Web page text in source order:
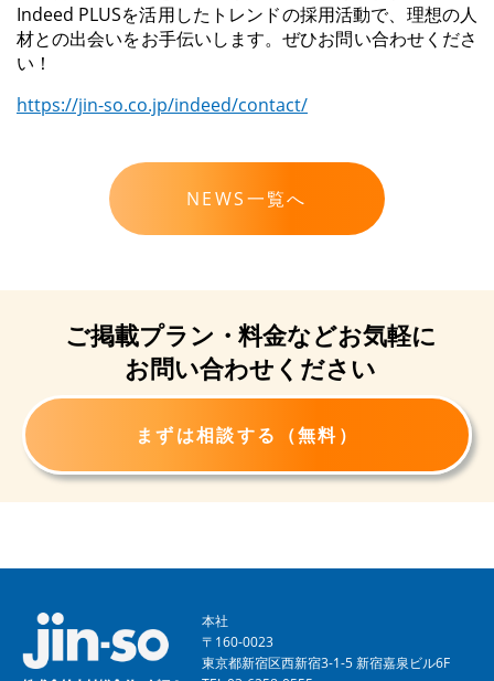
Indeed PLUSを活用したトレンドの採用活動で、理想の人
材との出会いをお手伝いします。ぜひお問い合わせくださ
い！
https://jin-so.co.jp/indeed/contact/
NEWS一覧へ
ご掲載プラン・料金などお気軽に
お問い合わせください
まずは相談する（無料）
本社
〒160-0023
東京都新宿区西新宿3-1-5 新宿嘉泉ビル6F